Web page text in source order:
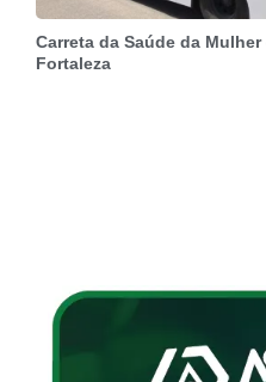
Carreta da Saúde da
Fortaleza